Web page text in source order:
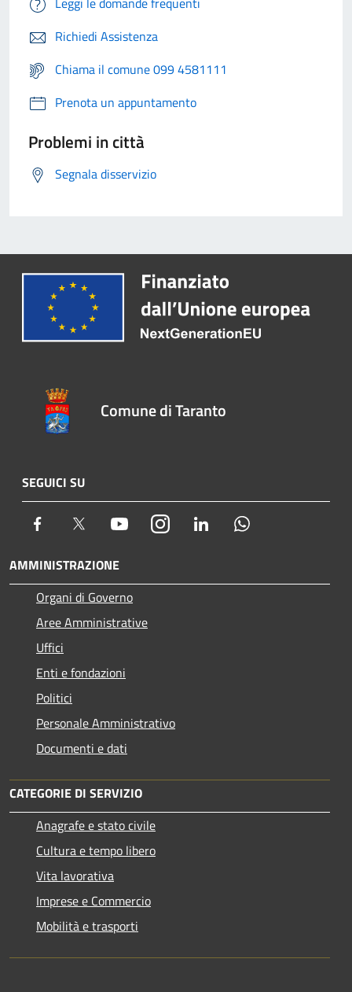
Richiedi Assistenza
Chiama il comune 099 4581111
Prenota un appuntamento
Problemi in città
Segnala disservizio
Comune di Taranto
SEGUICI SU
Facebook Twitter YoutubeInstagram LinkedIn
AMMINISTRAZIONE
Organi di Governo
Aree Amministrative
Uffici
Enti e fondazioni
Politici
Personale Amministrativo
Documenti e dati
CATEGORIE DI SERVIZIO
Anagrafe e stato civile
Cultura e tempo libero
Vita lavorativa
Imprese e Commercio
Mobilità e trasporti